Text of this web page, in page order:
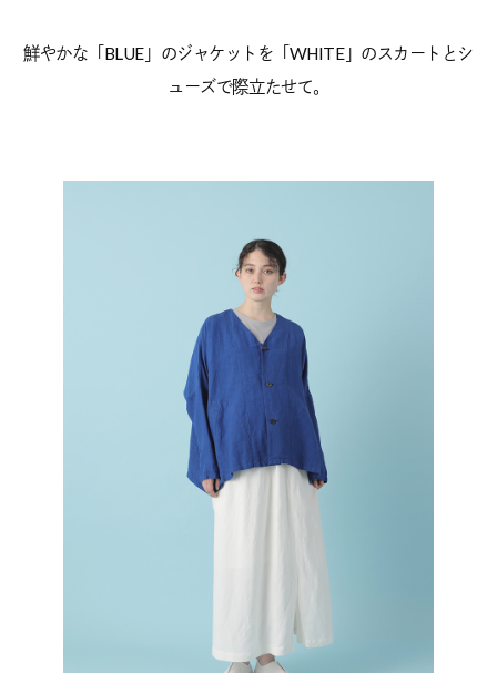
鮮やかな「BLUE」のジャケットを「WHITE」のスカートとシ
ューズで際立たせて。